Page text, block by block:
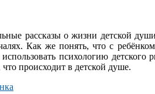
рассказы о жизни детской
Как же понять, что с
психологию детского
что происходит в детской душе.